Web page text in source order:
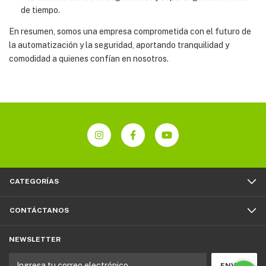
de tiempo.
En resumen, somos una empresa comprometida con el futuro de
la automatización y la seguridad, aportando tranquilidad y
comodidad a quienes confían en nosotros.
CATEGORÍAS
CONTÁCTANOS
NEWSLETTER